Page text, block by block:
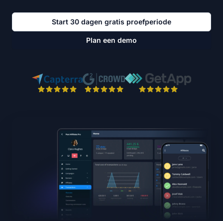
Start 30 dagen gratis proefperiode
Plan een demo